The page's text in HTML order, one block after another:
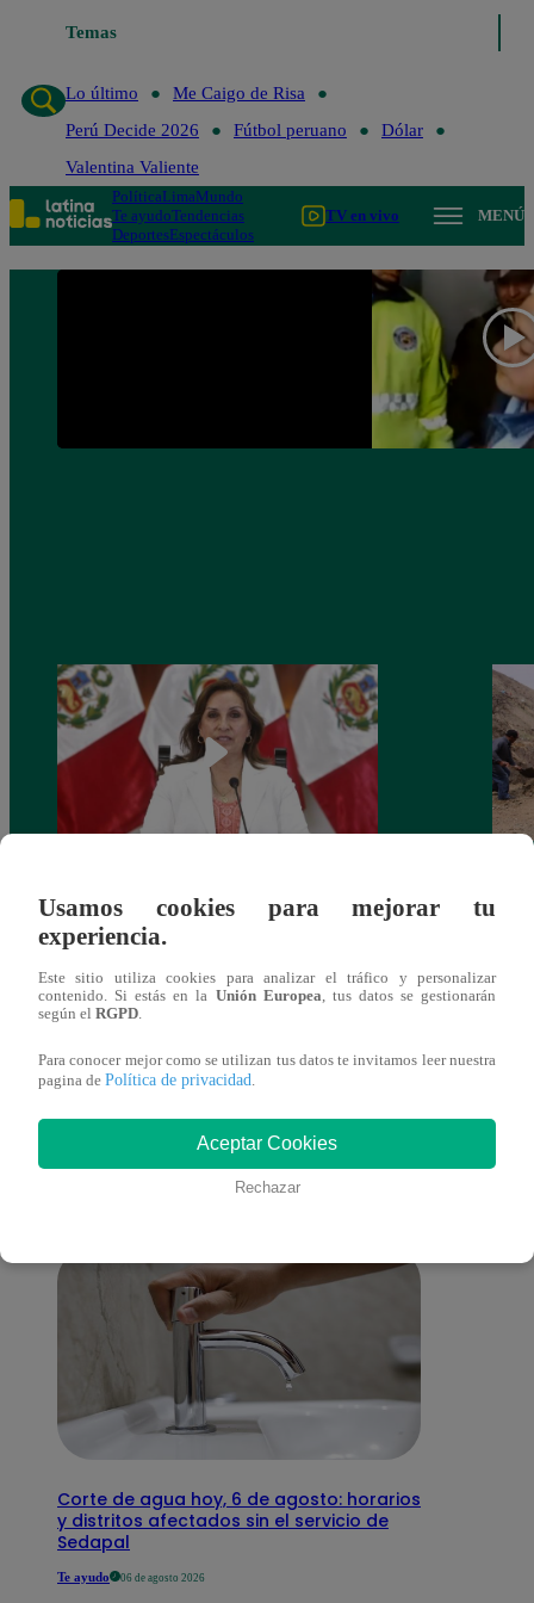
Temas
Lo último
Me Caigo de Risa
Perú Decide 2026
Fútbol peruano
Dólar
Valentina Valiente
PolíticaLimaMundo
Te ayudoTendencias
DeportesEspectáculos
TV en vivo MENÚ
salario presidencial se aplique desde 2026
También te puede
interesar
Corte de agua hoy, 6 de agosto: horarios
y distritos afectados sin el servicio de
Sedapal
Te ayudo 06 de agosto 2026
Usamos cookies para mejorar tu
experiencia.
Este sitio utiliza cookies para analizar el tráfico y personalizar
contenido. Si estás en la Unión Europea , tus datos se gestionarán
según el RGPD
Para conocer mejor como se utilizan tus datos te invitamos leer nuestra
pagina de Política de privacidad
Aceptar Cookies
Rechazar